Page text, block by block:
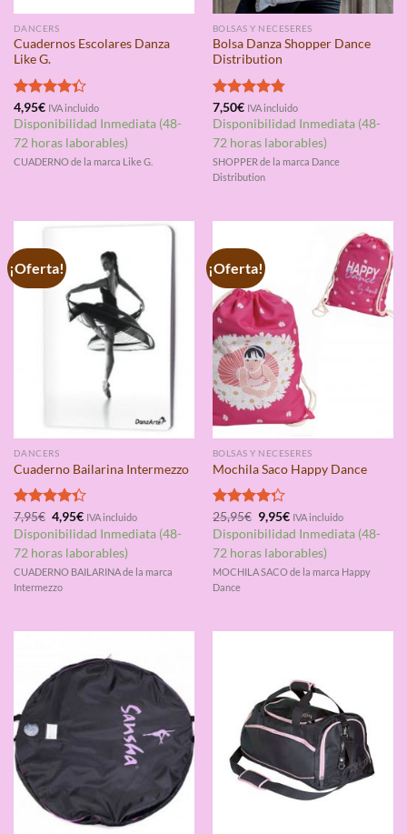
DANCERS
Cuadernos Escolares Danza
Like G.
Valorado
con4.33
de 5
4,95€ IVA incluido
Disponibilidad Inmediata (48-
72 horas laborables)
CUADERNO de la marca Like G.
BOLSAS Y NECESERES
Bolsa Danza Shopper Dance
Distribution
Valorado
con4.75
de 5
7,50€ IVA incluido
Disponibilidad Inmediata (48-
72 horas laborables)
SHOPPER de la marca Dance
Distribution
¡Oferta!
DANCERS
Cuaderno Bailarina Intermezzo
Valorado
con4.33
de 5
7,95€ El
precio
original
era:
4,95€El
precio
actual
es:
IVA incluido
Disponibilidad Inmediata (48-
72 horas laborables)
CUADERNO BAILARINA de la marca
Intermezzo
¡Oferta!
BOLSAS Y NECESERES
Mochila Saco Happy Dance
Valorado
con4.25
de 5
25,95€ El
precio
original
era:
9,95€El
precio
actual
es:
IVA incluido
Disponibilidad Inmediata (48-
72 horas laborables)
MOCHILA SACO de la marca Happy
Dance